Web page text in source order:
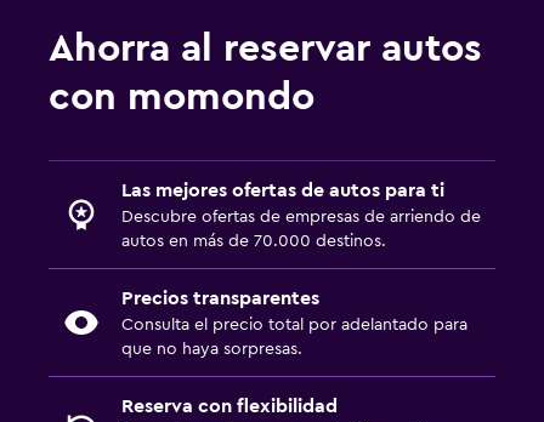
Ahorra al reservar autos
con momondo
Las mejores ofertas de autos para ti
Descubre ofertas de empresas de arriendo de
autos en más de 70.000 destinos.
Precios transparentes
Consulta el precio total por adelantado para
que no haya sorpresas.
Reserva con flexibilidad